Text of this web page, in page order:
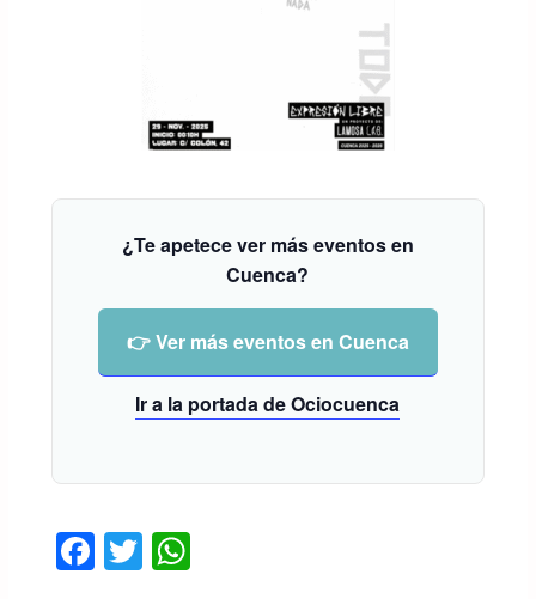
¿Te apetece ver más eventos en
Cuenca?
👉 Ver más eventos en Cuenca
Ir a la portada de Ociocuenca
F T W